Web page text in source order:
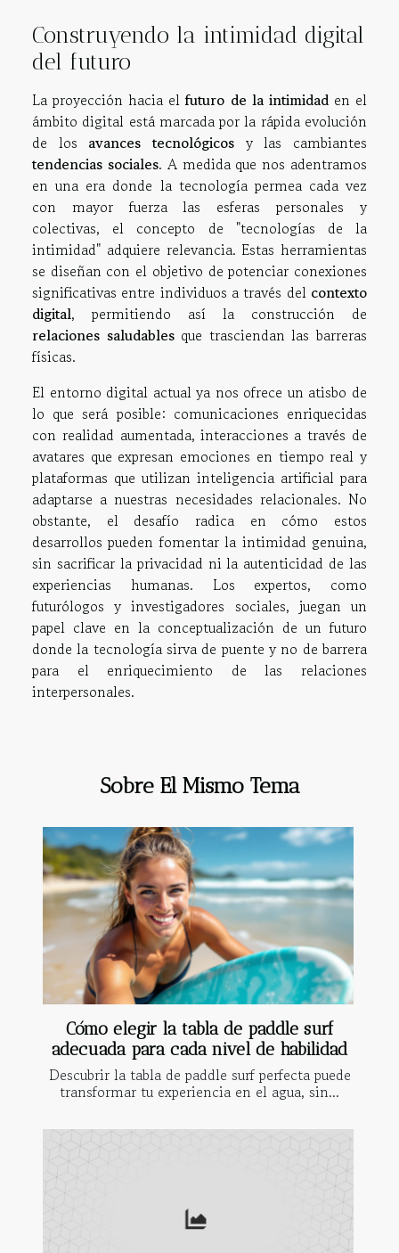
Construyendo la intimidad digital
del futuro
La proyección hacia elfuturo de la intimidaden el
ámbito digital está marcada por la rápida evolución
de los avances tecnológicos y las cambiantes
tendencias sociales. A medida que nos adentramos
en una era donde la tecnología permea cada vez
con mayor fuerza las esferas personales y
colectivas, el concepto de "tecnologías de la
intimidad" adquiere relevancia. Estas herramientas
se diseñan con el objetivo de potenciar conexiones
significativas entre individuos a través del contexto
digital, permitiendo así la construcción de
relaciones saludablesque trasciendan las barreras
físicas.
El entorno digital actual ya nos ofrece un atisbo de
lo que será posible: comunicaciones enriquecidas
con realidad aumentada, interacciones a través de
avatares que expresan emociones en tiempo real y
plataformas que utilizan inteligencia artificial para
adaptarse a nuestras necesidades relacionales. No
obstante, el desafío radica en cómo estos
desarrollos pueden fomentar la intimidad genuina,
sin sacrificar la privacidad ni la autenticidad de las
experiencias humanas. Los expertos, como
futurólogos y investigadores sociales, juegan un
papel clave en la conceptualización de un futuro
donde la tecnología sirva de puente y no de barrera
para el enriquecimiento de las relaciones
interpersonales.
Sobre El Mismo Tema
Cómo elegir la tabla de paddle surf
adecuada para cada nivel de habilidad
Descubrir la tabla de paddle surf perfecta puede
transformar tu experiencia en el agua, sin...